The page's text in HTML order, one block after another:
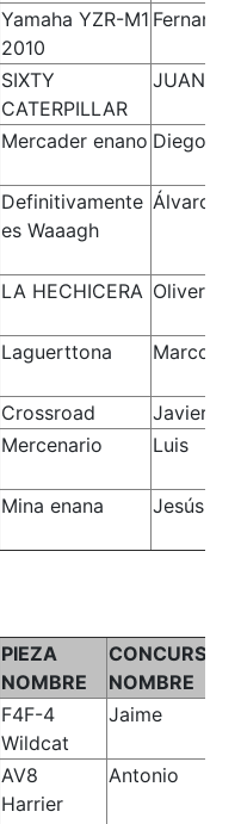
Yamaha YZR-M1
2010
Fernando
SIXTY
CATERPILLAR
JUAN
Mercader enano Diego
Definitivamente
es Waaagh
Álvaro
LA HECHICERA Oliver
Laguerttona Marco
Crossroad
Javier
Mercenario Luis
Mina enana Jesús
PIEZA
NOMBRE
NOMBRE
F4F-4
Wildcat
Jaime
AV8
Harrier
Antonio